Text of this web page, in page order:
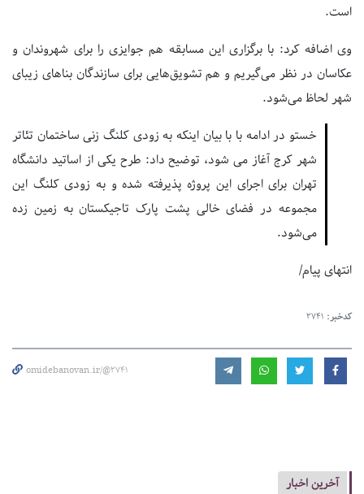
است.
وی اضافه کرد: با برگزاری این مسابقه هم جوایزی را برای شهروندان و
عکاسان در نظر می‌گیریم و هم تشویق‌هایی برای سازندگان بناهای زیبای
شهر لحاظ می‌شود.
خستو در ادامه با با بیان اینکه به زودی کلنگ زنی ساختمان تئاتر
شهر کرج آغاز می شود، توضیح داد: طرح یکی از اساتید دانشگاه
تهران برای اجرای این پروژه پذیرفته شده و به زودی کلنگ این
مجموعه در فضای خالی پشت پارک تاجیکستان به زمین زده
می‌شود.
انتهای پیام/
کدخبر: 2741
omidebanovan.ir/@2741
آخرین اخبار